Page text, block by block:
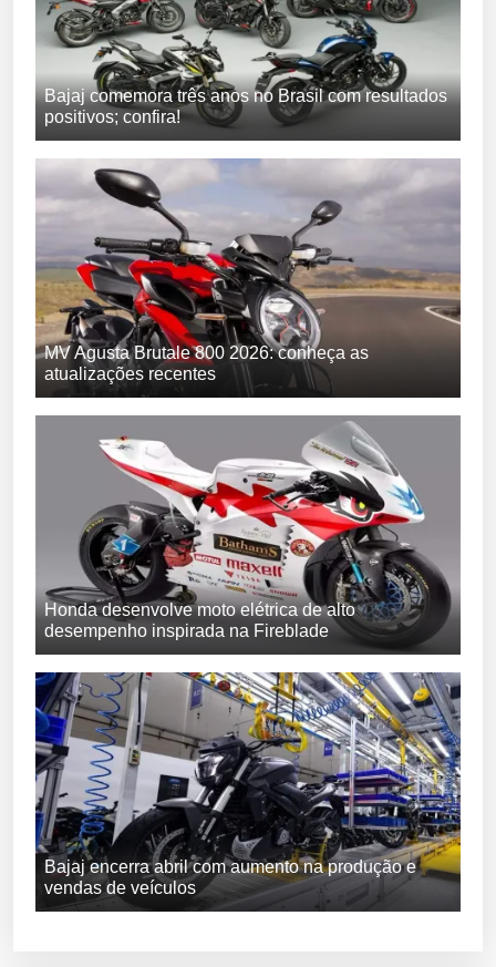
Bajaj comemora três anos no Brasil com resultados
positivos; confira!
MV Agusta Brutale 800 2026: conheça as
atualizações recentes
Honda desenvolve moto elétrica de alto
desempenho inspirada na Fireblade
Bajaj encerra abril com aumento na produção e
vendas de veículos